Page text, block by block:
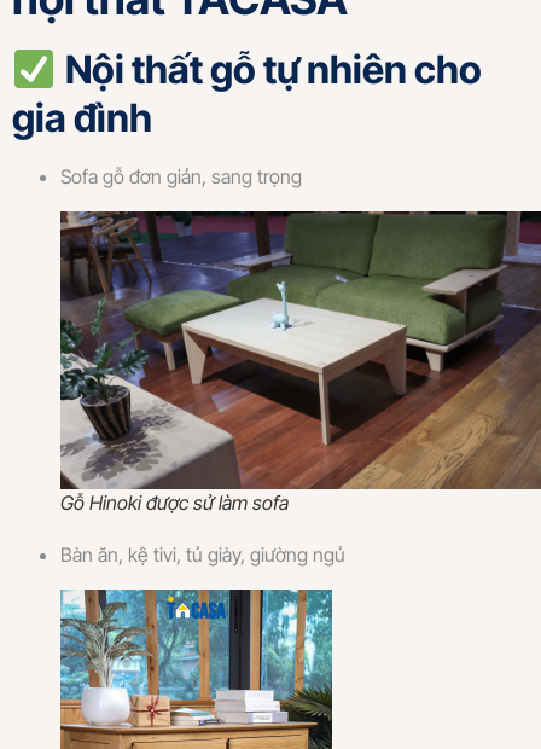
Nội thất gỗ tự nhiên cho
gia đình
Sofa gỗ đơn giản, sang trọng
Gỗ Hinoki được sử làm sofa
Bàn ăn, kệ tivi, tủ giày, giường ngủ